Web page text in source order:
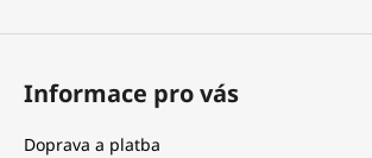
Informace pro vás
Doprava a platba